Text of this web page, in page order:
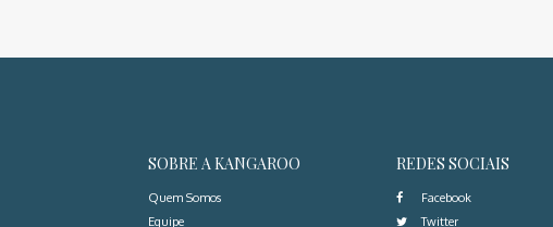
SOBRE A KANGAROO
Quem Somos
Equipe
REDES SOCIAIS
Facebook
Twitter